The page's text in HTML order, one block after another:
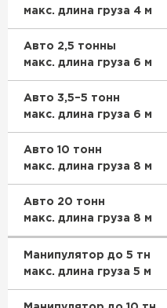
макс. длина груза 4 м
Авто 2,5 тонны
макс. длина груза 6 м
Авто 3,5–5 тонн
макс. длина груза 6 м
Авто 10 тонн
макс. длина груза 8 м
Авто 20 тонн
макс. длина груза 8 м
Манипулятор до 5 тн
макс. длина груза 5 м